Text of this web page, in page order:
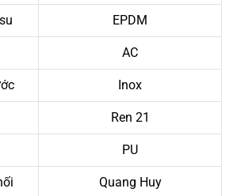
EPDM
AC
Inox
Ren 21
PU
Quang Huy